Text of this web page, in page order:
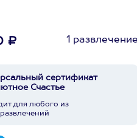
₽ 1
сертификат
Счастье
для любого из